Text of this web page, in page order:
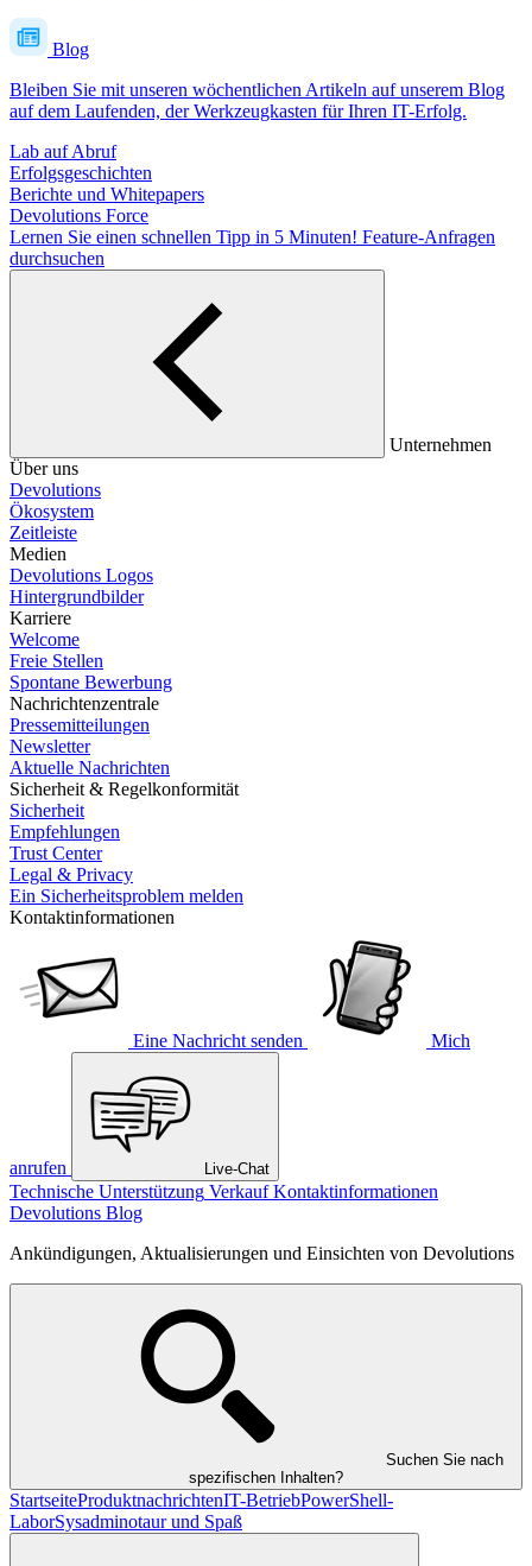
Blog
Bleiben Sie mit unseren wöchentlichen Artikeln auf unserem Blog
auf dem Laufenden, der Werkzeugkasten für Ihren IT-Erfolg.
Lab auf Abruf
Erfolgsgeschichten
Berichte und Whitepapers
Devolutions Force
Lernen Sie einen schnellen Tipp in 5 Minuten! Feature-Anfragen
durchsuchen
Unternehmen
Über uns
Devolutions
Ökosystem
Zeitleiste
Medien
Devolutions Logos
Hintergrundbilder
Karriere
Welcome
Freie Stellen
Spontane Bewerbung
Nachrichtenzentrale
Pressemitteilungen
Newsletter
Aktuelle Nachrichten
Sicherheit & Regelkonformität
Sicherheit
Empfehlungen
Trust Center
Legal & Privacy
Ein Sicherheitsproblem melden
Kontaktinformationen
Eine Nachricht senden Mich
anrufen Live-Chat
Technische Unterstützung Verkauf Kontaktinformationen
Devolutions Blog
Ankündigungen, Aktualisierungen und Einsichten von Devolutions
Suchen Sie nach
spezifischen Inhalten?
StartseiteProduktnachrichtenIT-BetriebPowerShell-
LaborSysadminotaur und Spaß